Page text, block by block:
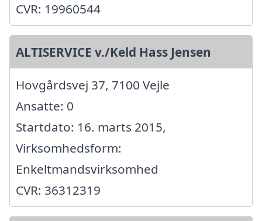
CVR: 19960544
ALTISERVICE v./Keld Hass Jensen
Hovgårdsvej 37, 7100 Vejle
Ansatte: 0
Startdato: 16. marts 2015,
Virksomhedsform:
Enkeltmandsvirksomhed
CVR: 36312319